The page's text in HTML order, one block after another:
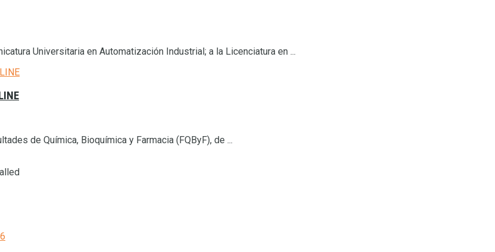
Universitaria en Automatización Industrial; a la Licenciatura en ...
de Química, Bioquímica y Farmacia (FQByF), de ...